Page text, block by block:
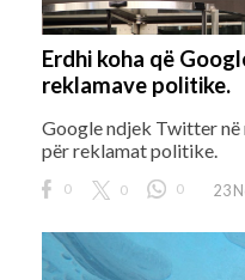
Erdhi koha që
reklamave politike.
Google ndjek Twitter
për reklamat politike.
0 0 0 23